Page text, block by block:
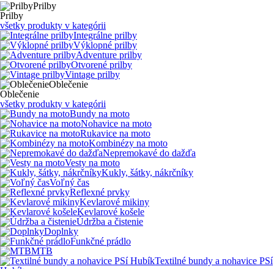
Prilby
Prilby
všetky produkty v kategórii
Integrálne prilby
Výklopné prilby
Adventure prilby
Otvorené prilby
Vintage prilby
Oblečenie
Oblečenie
všetky produkty v kategórii
Bundy na moto
Nohavice na moto
Rukavice na moto
Kombinézy na moto
Nepremokavé do dažďa
Vesty na moto
Kukly, šátky, nákrčníky
Voľný čas
Reflexné prvky
Kevlarové mikiny
Kevlarové košele
Údržba a čistenie
Doplnky
Funkčné prádlo
MTB
Textilné bundy a nohavice PSí